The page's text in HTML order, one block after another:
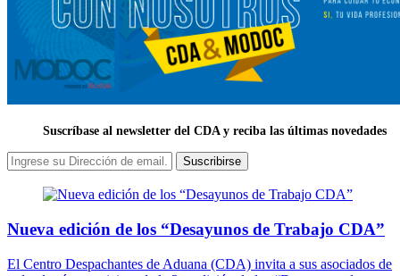
Suscríbase al newsletter del CDA y reciba las últimas novedades
Suscribirse
Nueva edición de los “Desayunos de Trabajo CDA”
El Centro Despachantes de Aduana (CDA) invita a sus asociados de